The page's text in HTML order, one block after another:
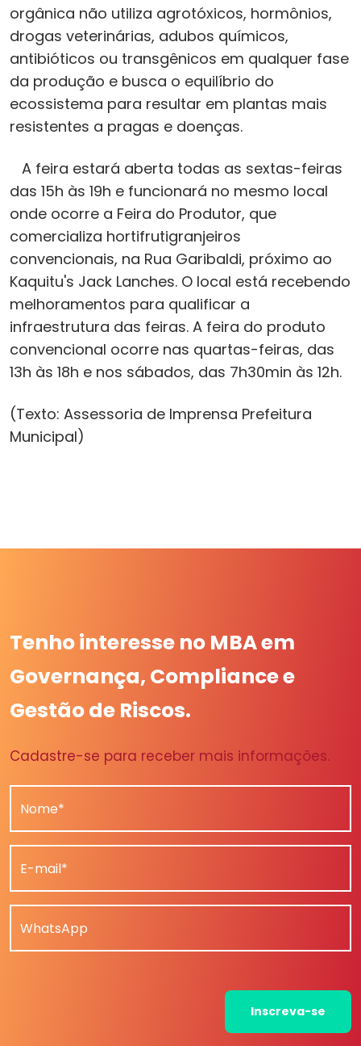
orgânica não utiliza agrotóxicos, hormônios,
drogas veterinárias, adubos químicos,
antibióticos ou transgênicos em qualquer fase
da produção e busca o equilíbrio do
ecossistema para resultar em plantas mais
resistentes a pragas e doenças.
A feira estará aberta todas as sextas-feiras
das 15h às 19h e funcionará no mesmo local
onde ocorre a Feira do Produtor, que
comercializa hortifrutigranjeiros
convencionais, na Rua Garibaldi, próximo ao
Kaquitu's Jack Lanches. O local está recebendo
melhoramentos para qualificar a
infraestrutura das feiras. A feira do produto
convencional ocorre nas quartas-feiras, das
13h às 18h e nos sábados, das 7h30min às 12h.
(Texto: Assessoria de Imprensa Prefeitura
Municipal)
Tenho interesse no MBA em
Governança, Compliance e
Gestão de Riscos.
Cadastre-se para receber mais informações.
Nome*
E-mail*
WhatsApp
Inscreva-se